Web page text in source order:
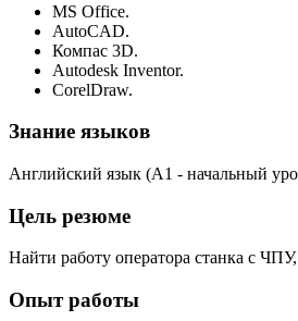
MS Office.
AutoCAD.
Компас 3D.
Autodesk Inventor.
CorelDraw.
Знание языков
Английский язык (А1 - начальный
Цель резюме
Найти работу оператора станка с
Опыт работы